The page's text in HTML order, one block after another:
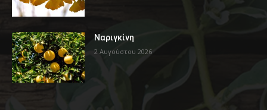
Ναριγκίνη
2 Αυγούστου 2026